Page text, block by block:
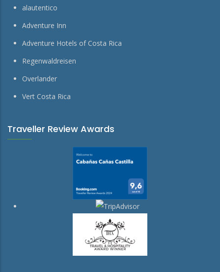
alautentico
Adventure Inn
Adventure Hotels of Costa Rica
Regenwaldreisen
Overlander
Vert Costa Rica
Traveller Review Awards